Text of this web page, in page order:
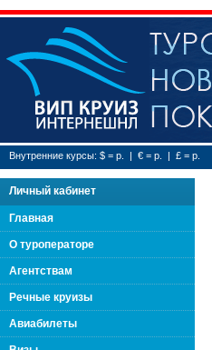
Туроператор нового
Внутренние курсы: $ = р. | € = р. | £ = р.
Личный кабинет
Главная
О туроператоре
Агентствам
Речные круизы
Авиабилеты